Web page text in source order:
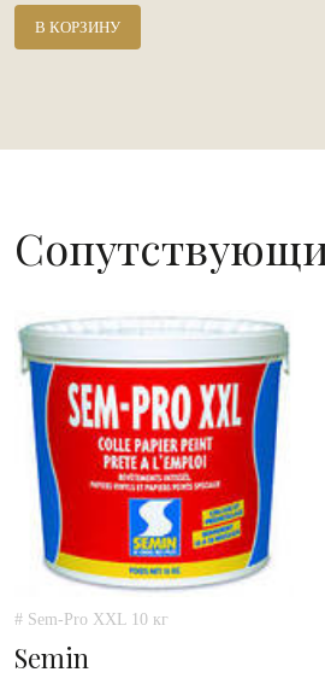
В КОРЗИНУ
# Sem-Pro XXL 10 кг
Semin